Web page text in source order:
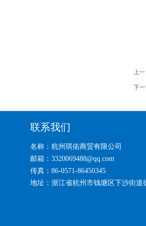
上一
下一
联系我们
名称：杭州琪佑商贸有限公司
邮箱：3320069488@qq.com
传真：86-0571-86450345
地址：浙江省杭州市钱塘区下沙街道